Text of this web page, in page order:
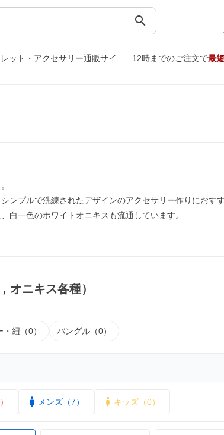
search
ット・アクセサリー通販サイ
12時までのご注文で最
ンプルで洗練されたデザインのアクセサリー作りにおすす
白一色のホワイトオニキスも流通しています。
オニキス各種）
・紐（0） バングル（0）
メンズ（7） キッズ（0）